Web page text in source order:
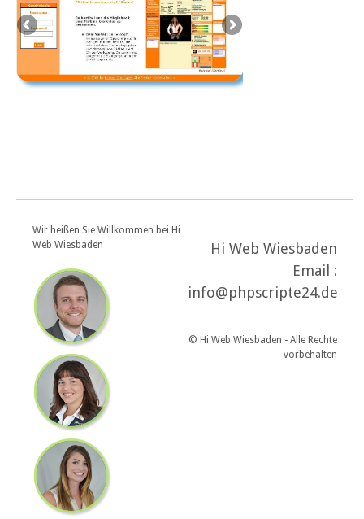
Wir heißen Sie Willkommen bei Hi
Web Wiesbaden
Hi Web Wiesbaden
Email :
info@phpscripte24.de
© Hi Web Wiesbaden - Alle Rechte
vorbehalten